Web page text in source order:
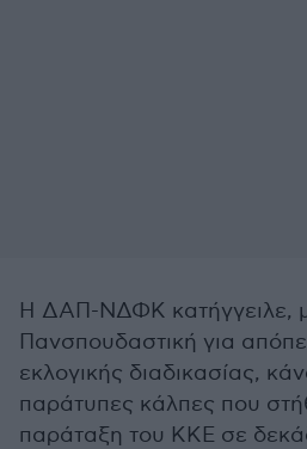
Η ΔΑΠ-ΝΔΦΚ κατήγγειλε,
Πανσπουδαστική για
εκλογικής διαδικασίας,
παράτυπες κάλπες που
παράταξη του ΚΚΕ σε